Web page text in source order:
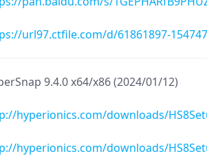
url97.ctfile.com/d/61861897-
9.4.0 x64/x86 (2024/01/12)
hyperionics.com/downloads/
hyperionics.com/downloads/